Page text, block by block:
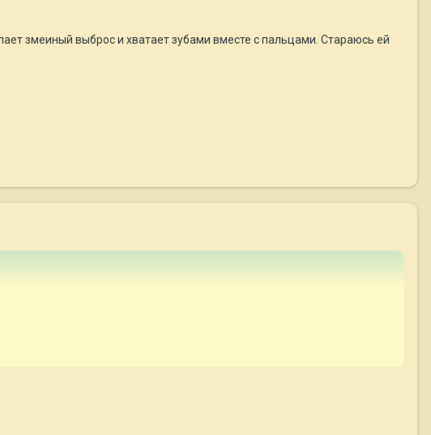
змеиный выброс и хватает зубами вместе с пальцами. Стараюсь ей